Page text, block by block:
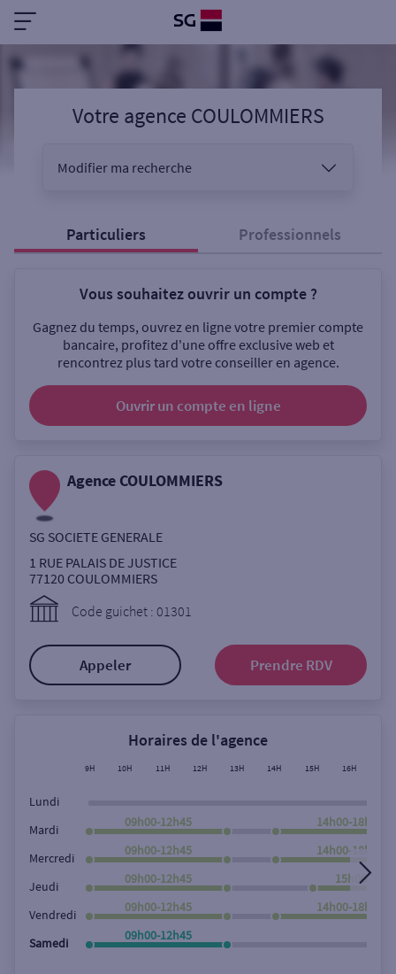
Votre agence COULOMMIERS
Modifier ma recherche
Sélectionnez votre recherche
Ouverte le samedi
Ouverte le lundi
Ville / Code postal
Rue
Rechercher
Particuliers Professionnels
Vous souhaitez ouvrir un compte ?
Gagnez du temps, ouvrez en ligne votre premier compte
bancaire, profitez d'une offre exclusive web et
rencontrez plus tard votre conseiller en agence.
Ouvrir un compte en ligne
Agence COULOMMIERS
SG SOCIETE GENERALE
1 RUE PALAIS DE JUSTICE
77120 COULOMMIERS
Code guichet : 01301
Appeler Prendre RDV
Horaires de l'agence
9H 10H 11H 12H 13H 14H 15H 16H
Lundi
Mardi
09h00-12h45 14h00-18h00
Mercredi
09h00-12h45 14h00-18h00
Jeudi
09h00-12h45 15h00-
Vendredi
09h00-12h45 14h00-18h00
Samedi
09h00-12h45